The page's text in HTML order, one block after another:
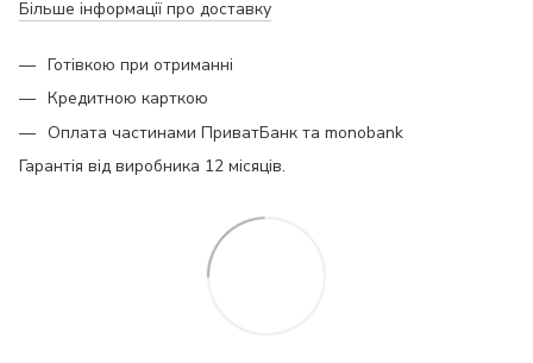
Більше інформації про доставку
Готівкою при отриманні
Кредитною карткою
Оплата частинами ПриватБанк та monobank
Гарантія від виробника 12 місяців.